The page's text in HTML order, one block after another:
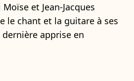
et Jean-Jacques
le chant et la guitare à ses
apprise en